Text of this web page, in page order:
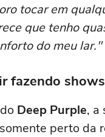
tocar em
que tenho
do meu lar."
fazendo shows
Deep Purple, a
perto da